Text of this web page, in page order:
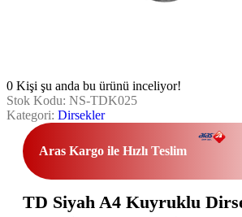
0 Kişi şu anda bu ürünü inceliyor!
Stok Kodu: NS-TDK025
Kategori: Dirsekler
Aras Kargo ile Hızlı Teslim
TD Siyah A4 Kuyruklu